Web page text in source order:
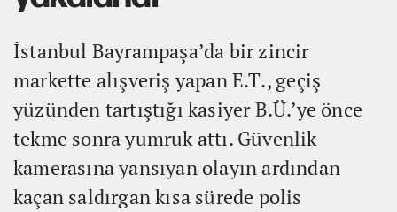
İstanbul Bayrampaşa’da bir zincir
markette alışveriş yapan E.T., geçiş
yüzünden tartıştığı kasiyer B.Ü.’ye önce
tekme sonra yumruk attı. Güvenlik
kamerasına yansıyan olayın ardından
kaçan saldırgan kısa sürede polis